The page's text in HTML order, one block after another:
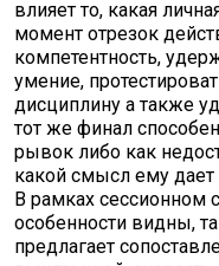
влияет то, какая
момент отрезок
компетентность,
умение,
дисциплину а также
тот же финал
рывок либо как
какой смысл ему дает
В рамках сессионном
особенности видны,
предлагает